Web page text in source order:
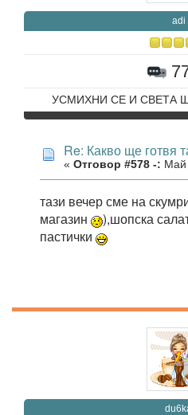
adi
УСМИХНИ СЕ И СВЕТА
Re: Какво ще готвя
« Отговор #578 -: Май
тази вечер сме на
магазин
),шопска
пастички